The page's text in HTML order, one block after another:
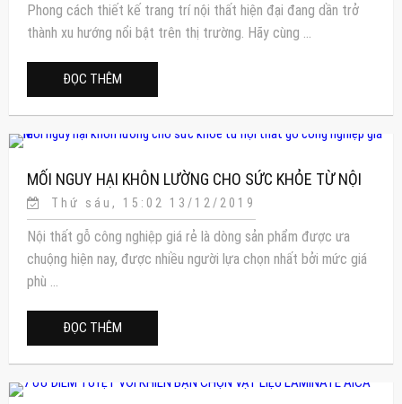
Phong cách thiết kế trang trí nội thất hiện đại đang dần trở
thành xu hướng nổi bật trên thị trường. Hãy cùng ...
ĐỌC THÊM
MỐI NGUY HẠI KHÔN LƯỜNG CHO SỨC KHỎE TỪ NỘI
THẤT GỖ CÔNG NGHIỆP GIÁ RẺ
Thứ sáu, 15:02 13/12/2019
Nội thất gỗ công nghiệp giá rẻ là dòng sản phẩm được ưa
chuộng hiện nay, được nhiều người lựa chọn nhất bởi mức giá
phù ...
ĐỌC THÊM